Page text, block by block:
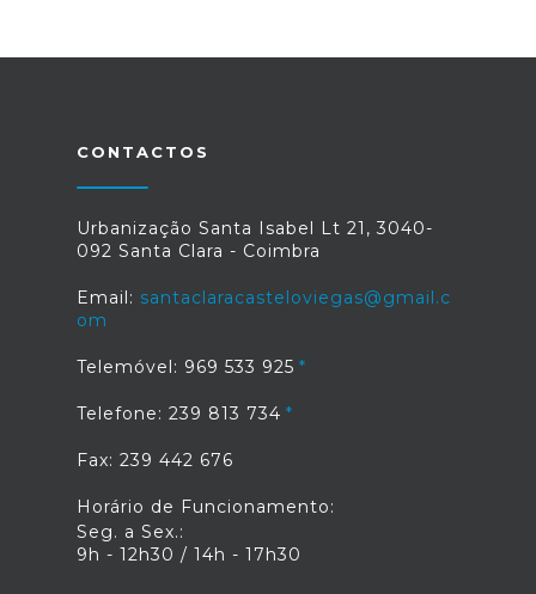
CONTACTOS
Urbanização Santa Isabel Lt 21, 3040-
092 Santa Clara - Coimbra
Email: santaclaracasteloviegas@gmail.c
om
Telemóvel: 969 533 925
Telefone: 239 813 734
Fax: 239 442 676
Horário de Funcionamento:
Seg. a Sex.:
9h - 12h30 / 14h - 17h30